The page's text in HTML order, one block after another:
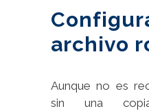
archivo
Aunque no es
sin una